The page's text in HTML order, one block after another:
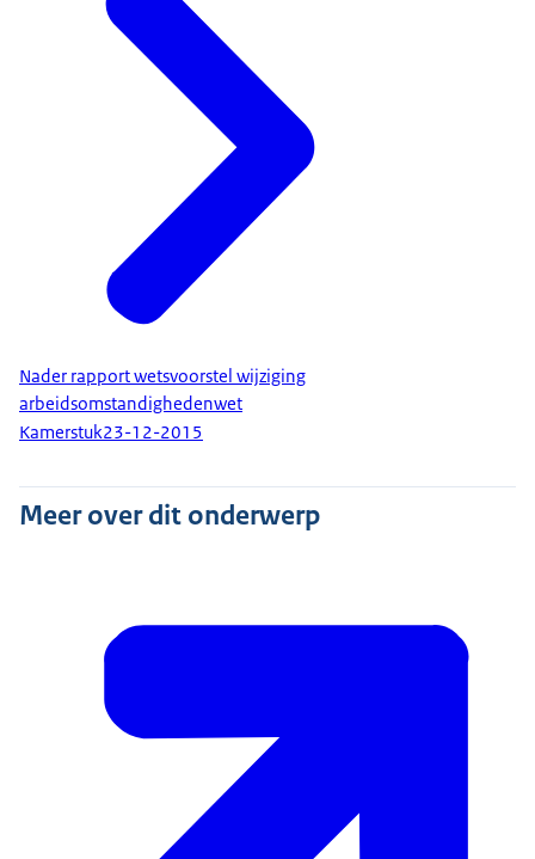
Nader rapport wetsvoorstel wijziging
arbeidsomstandighedenwet
Kamerstuk23-12-2015
Meer over dit onderwerp